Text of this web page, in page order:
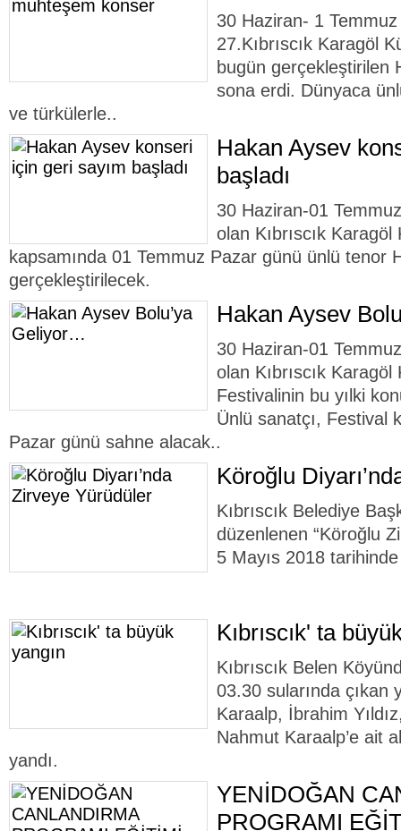
30 Haziran- 1
27.Kıbrıscık Karagöl
bugün gerçekleştirilen
sona erdi. Dünyaca
ve türkülerle..
Hakan Aysev
başladı
30 Haziran-01
olan Kıbrıscık
kapsamında 01 Temmuz Pazar günü ünlü tenor
gerçekleştirilecek.
Hakan Aysev
30 Haziran-01
olan Kıbrıscık
Festivalinin bu yılki
Ünlü sanatçı, Festival
Pazar günü sahne alacak..
Köroğlu
Kıbrıscık Belediye
düzenlenen “Köroğlu
5 Mayıs 2018
Kıbrıscık' ta
Kıbrıscık Belen
03.30 sularında çıkan
Karaalp, İbrahim
Nahmut Karaalp’e ait
yandı.
YENİDOĞAN
PROGRAMI